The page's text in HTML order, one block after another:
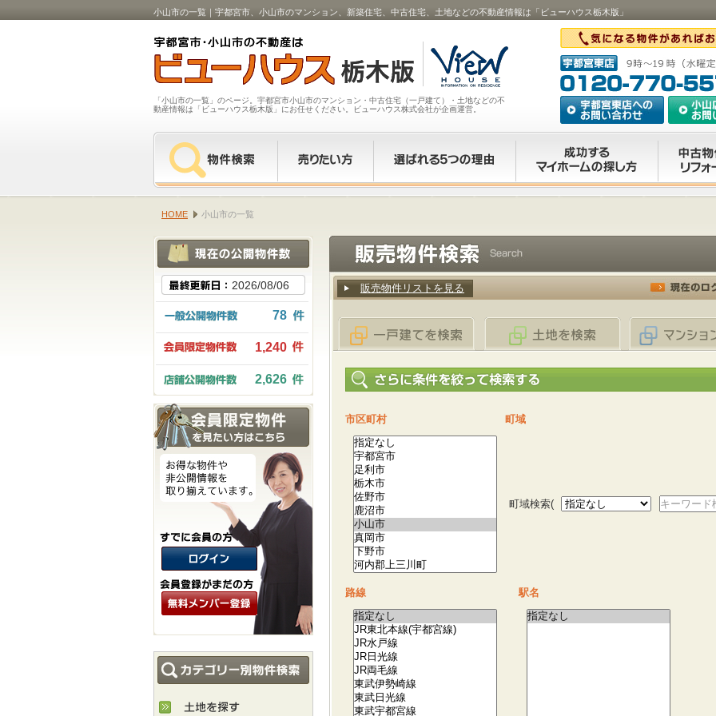
小山市の一覧｜宇都宮市、小山市のマンション、新築住宅、中古住宅、土地などの不動産情報は「ビューハウス栃木版」
「小山市の一覧」のページ。宇都宮市小山市のマンション・中古住宅（一戸建て）・土地などの不
動産情報は「ビューハウス栃木版」にお任せください。ビューハウス株式会社が企画運営。
HOME 小山市の一覧
販売物件リストを見る
市区町村 町域
町域検索( キーワード
路線 駅名
2026/08/06
78
1,240
2,626